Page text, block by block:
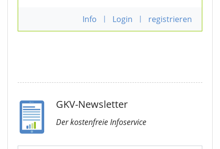
Info | Login | registrieren
GKV-Newsletter
Der kostenfreie Infoservice